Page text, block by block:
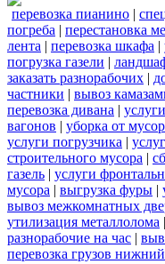
перевозка пианино |
погреба | перестановка
лента | перевозка шкафа |
погрузка газели |
заказать разнорабочих |
частники | вывоз
перевозка дивана |
вагонов | уборка от
услуги погрузчика |
строительного мусора |
газель | услуги
мусора | выгрузка фуры |
вывоз межкомнатных
утилизация металлолома |
разнорабочие на час |
перевозка грузов